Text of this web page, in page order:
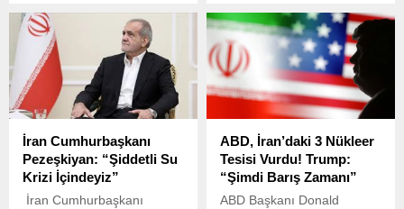
Adası açıklarında doğal gaz
çıkarılmasına ilişkin
Hollanda ile yapılan
tartışmalı anlaşmayı
onayladı.
yönelik saldırılarda suç
ortağı olabileceğini öne
sürdü.
İran Cumhurbaşkanı
Pezeşkiyan: “Şiddetli Su
Krizi İçindeyiz”
İran Cumhurbaşkanı
ABD, İran’daki 3 Nükleer
Tesisi Vurdu! Trump:
“Şimdi Barış Zamanı”
ABD Başkanı Donald